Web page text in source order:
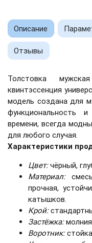
Описание
Отзывы
Толстовка
квинтэссенция
модель создана для
времени, всегда
для любого случая.
Характеристики
Цвет:чёрный,
Материал:
прочная,
катышков.
Крой:
Застёжка:молния
Воротник: